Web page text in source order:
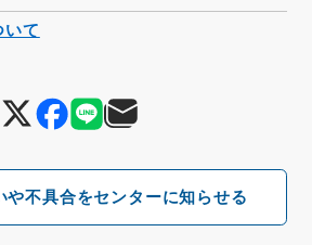
や不具合をセンターに知らせる
いて